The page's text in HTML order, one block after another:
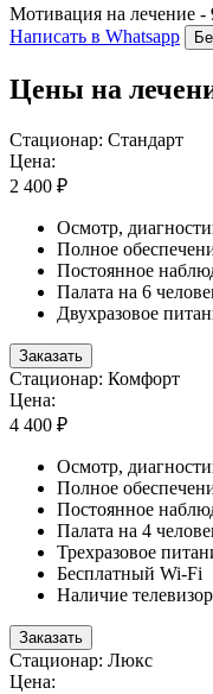
Мотивация на лечение -
Написать в Whatsapp
Цены на
Стационар: Стандарт
Цена:
2 400 ₽
Осмотр,
Полное
Постоянное
Палата на 6
Двухразовое
Заказать
Стационар: Комфорт
Цена:
4 400 ₽
Осмотр,
Полное
Постоянное
Палата на 4
Трехразовое
Бесплатный Wi-Fi
Наличие
Заказать
Стационар: Люкс
Цена: